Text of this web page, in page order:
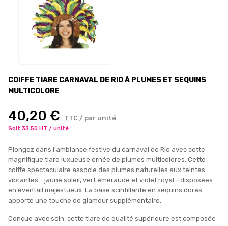
COIFFE TIARE CARNAVAL DE RIO À PLUMES ET SEQUINS
MULTICOLORE
40,20 € TTC / par unité
Soit 33.50 HT / unité
Plongez dans l'ambiance festive du carnaval de Rio avec cette
magnifique tiare luxueuse ornée de plumes multicolores. Cette
coiffe spectaculaire associe des plumes naturelles aux teintes
vibrantes - jaune soleil, vert émeraude et violet royal - disposées
en éventail majestueux. La base scintillante en sequins dorés
apporte une touche de glamour supplémentaire.
Conçue avec soin, cette tiare de qualité supérieure est composée